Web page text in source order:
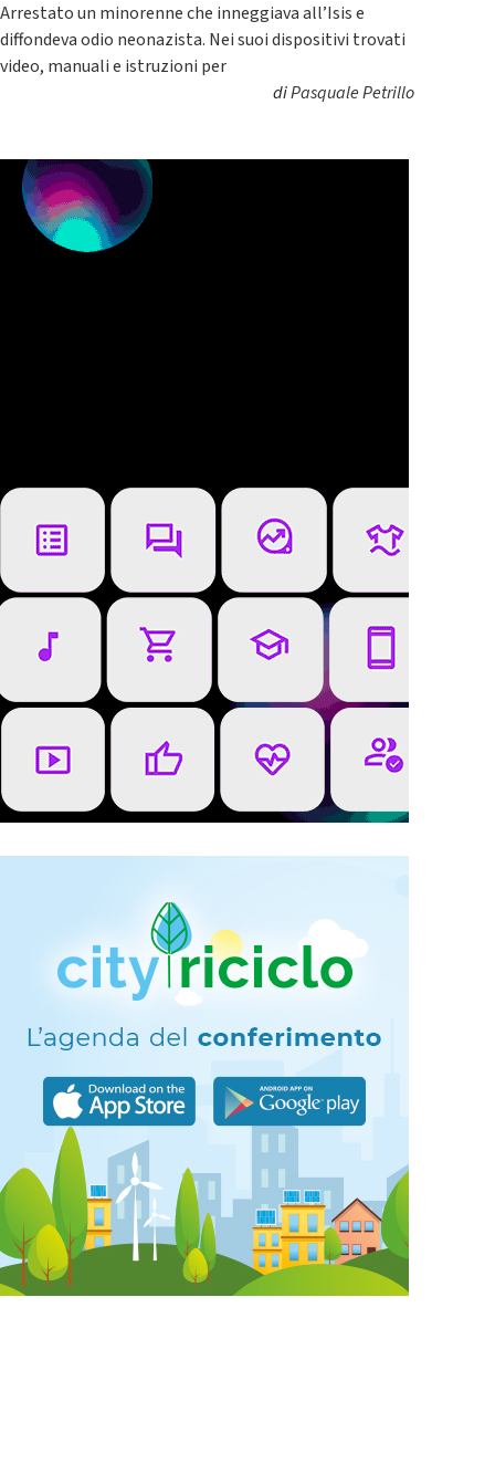
Arrestato un minorenne che inneggiava all’Isis e
diffondeva odio neonazista. Nei suoi dispositivi trovati
video, manuali e istruzioni per
diPasquale Petrillo